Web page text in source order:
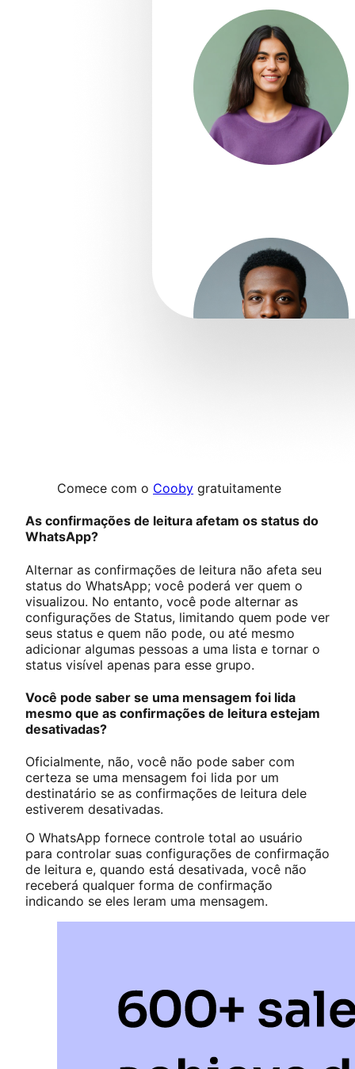
Comece com o Cooby gratuitamente
As confirmações de leitura afetam os status do
WhatsApp?
Alternar as confirmações de leitura não afeta seu
status do WhatsApp; você poderá ver quem o
visualizou. No entanto, você pode alternar as
configurações de Status, limitando quem pode ver
seus status e quem não pode, ou até mesmo
adicionar algumas pessoas a uma lista e tornar o
status visível apenas para esse grupo.
Você pode saber se uma mensagem foi lida
mesmo que as confirmações de leitura estejam
desativadas?
Oficialmente, não, você não pode saber com
certeza se uma mensagem foi lida por um
destinatário se as confirmações de leitura dele
estiverem desativadas.
O WhatsApp fornece controle total ao usuário
para controlar suas configurações de confirmação
de leitura e, quando está desativada, você não
receberá qualquer forma de confirmação
indicando se eles leram uma mensagem.